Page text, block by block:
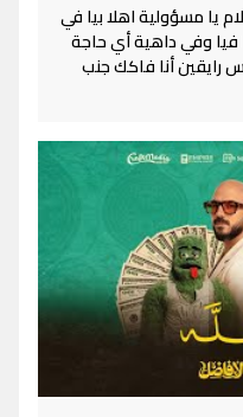
يا مسؤولية اهلا بيا في
فيا وفي داهية أي حاجة
رايقين أنا فاكك جنب